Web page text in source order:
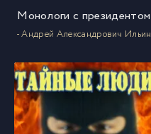
Монологи с президентом
- Андрей Александрович Ильин